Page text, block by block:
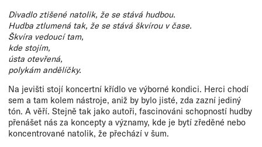
Divadlo ztišené natolik, že se stává hudbou.
Hudba ztlumená tak, že se stává škvírou v čase.
Škvíra vedoucí tam,
kde stojím,
ústa otevřená,
polykám andělíčky.
Na jevišti stojí koncertní křídlo ve výborné kondici. Herci chodí
sem a tam kolem nástroje, aniž by bylo jisté, zda zazní jediný
tón. A věří. Stejně tak jako autoři, fascinováni schopností hudby
přenášet nás za koncepty a významy, kde je bytí zředěné nebo
koncentrované natolik, že přechází v šum.